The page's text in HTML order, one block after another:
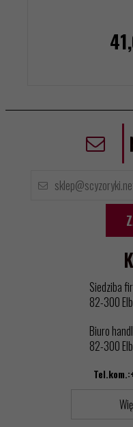
41,
Siedziba
82-300
Biuro
82-300
Tel.kom.: